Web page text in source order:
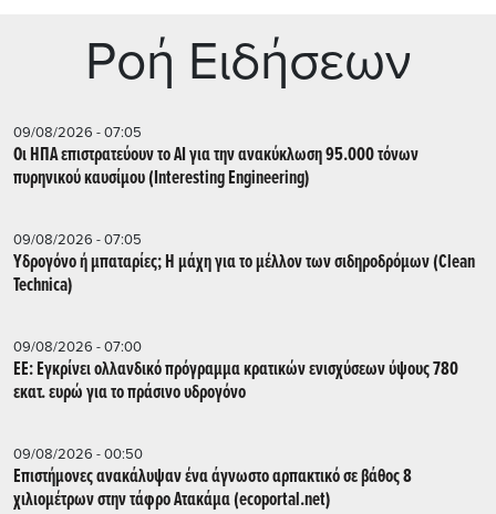
Ρoή Ειδήσεων
09/08/2026 - 07:05
Οι ΗΠΑ επιστρατεύουν το AI για την ανακύκλωση 95.000 τόνων
πυρηνικού καυσίμου (Interesting Engineering)
09/08/2026 - 07:05
Υδρογόνο ή μπαταρίες; Η μάχη για το μέλλον των σιδηροδρόμων (Clean
Technica)
09/08/2026 - 07:00
ΕΕ: Εγκρίνει ολλανδικό πρόγραμμα κρατικών ενισχύσεων ύψους 780
εκατ. ευρώ για το πράσινο υδρογόνο
09/08/2026 - 00:50
Επιστήμονες ανακάλυψαν ένα άγνωστο αρπακτικό σε βάθος 8
χιλιομέτρων στην τάφρο Ατακάμα (ecoportal.net)